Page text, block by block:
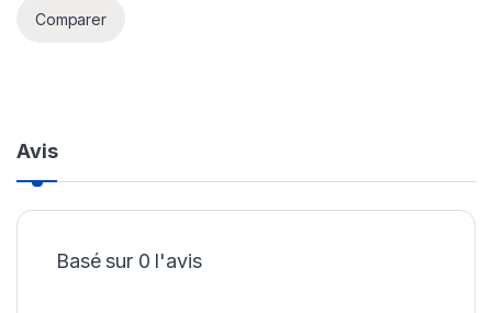
Comparer
Avis
Basé sur 0 l'avis